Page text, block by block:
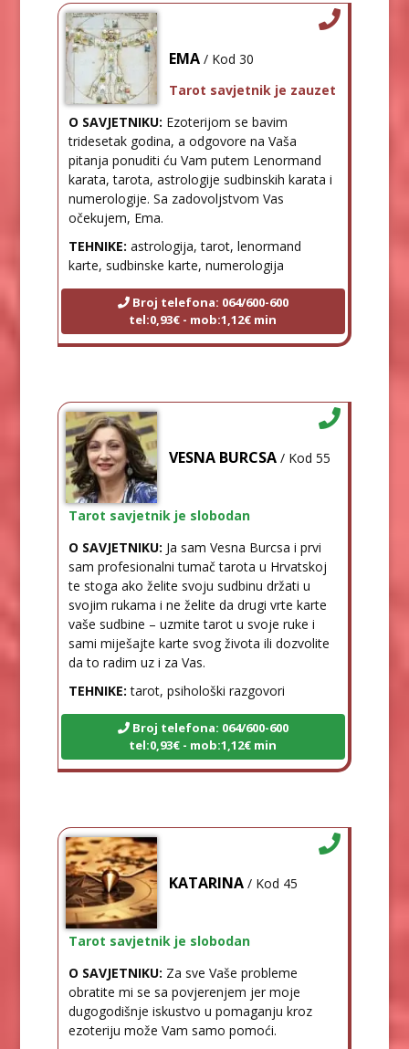
EMA / Kod 30
Tarot savjetnik je zauzet
O SAVJETNIKU: Ezoterijom se bavim
tridesetak godina, a odgovore na Vaša
pitanja ponuditi ću Vam putem Lenormand
karata, tarota, astrologije sudbinskih karata i
numerologije. Sa zadovoljstvom Vas
očekujem, Ema.
TEHNIKE: astrologija, tarot, lenormand
karte, sudbinske karte, numerologija
Broj telefona: 064/600-600
tel:0,93€ - mob:1,12€ min
VESNA BURCSA / Kod 55
Tarot savjetnik je slobodan
O SAVJETNIKU: Ja sam Vesna Burcsa i prvi
sam profesionalni tumač tarota u Hrvatskoj
te stoga ako želite svoju sudbinu držati u
svojim rukama i ne želite da drugi vrte karte
vaše sudbine – uzmite tarot u svoje ruke i
sami miješajte karte svog života ili dozvolite
da to radim uz i za Vas.
TEHNIKE: tarot, psihološki razgovori
Broj telefona: 064/600-600
tel:0,93€ - mob:1,12€ min
KATARINA / Kod 45
Tarot savjetnik je slobodan
O SAVJETNIKU: Za sve Vaše probleme
obratite mi se sa povjerenjem jer moje
dugogodišnje iskustvo u pomaganju kroz
ezoteriju može Vam samo pomoći.